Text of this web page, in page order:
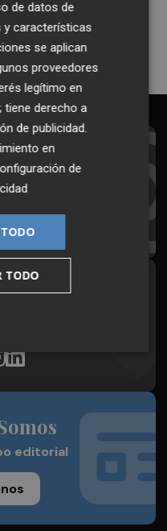
Boletín
hora en tu email
redes
medio
editorial
de datos de
y características
se aplican
proveedores
legítimo en
tiene derecho a
de publicidad.
en
de
TODO